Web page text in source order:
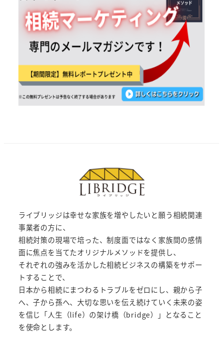
ライブリッジは幸せな家族を増やしたいと願う相続関連
事業者の方に、
相続対策の現場で培った、制度面ではなく家族間の感情
面に焦点を当てたオリジナルメソッドを提供し、
それぞれの強みを活かした相続ビジネスの構築をサポー
トすることで、
日本から相続にまつわるトラブルをゼロにし、親から子
へ、子から孫へ、大切な思いを伝え続けていく未来の姿
を信じ「人生（life）の架け橋（bridge）」となること
を使命とします。